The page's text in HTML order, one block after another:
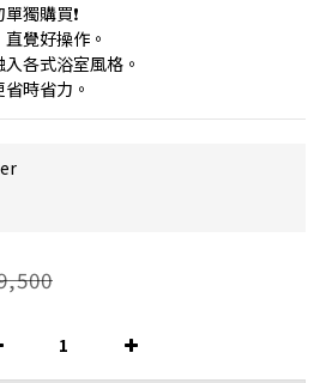
獨購買❗
覺好操作。
各式浴室風格。
時省力。